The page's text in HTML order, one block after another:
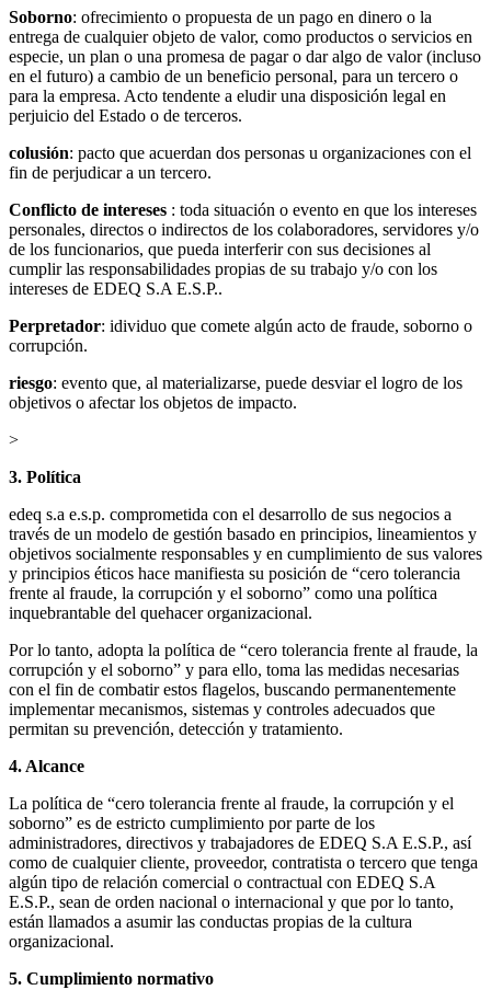
Soborno: ofrecimiento o propuesta de un pago en dinero o la
entrega de cualquier objeto de valor, como productos o servicios en
especie, un plan o una promesa de pagar o dar algo de valor (incluso
en el futuro) a cambio de un beneficio personal, para un tercero o
para la empresa. Acto tendente a eludir una disposición legal en
perjuicio del Estado o de terceros.
colusión: pacto que acuerdan dos personas u organizaciones con el
fin de perjudicar a un tercero.
Conflicto de intereses : toda situación o evento en que los intereses
personales, directos o indirectos de los colaboradores, servidores y/o
de los funcionarios, que pueda interferir con sus decisiones al
cumplir las responsabilidades propias de su trabajo y/o con los
intereses de EDEQ S.A E.S.P..
Perpretador: idividuo que comete algún acto de fraude, soborno o
corrupción.
riesgo: evento que, al materializarse, puede desviar el logro de los
objetivos o afectar los objetos de impacto.
>
3. Política
edeq s.a e.s.p. comprometida con el desarrollo de sus negocios a
través de un modelo de gestión basado en principios, lineamientos y
objetivos socialmente responsables y en cumplimiento de sus valores
y principios éticos hace manifiesta su posición de “cero tolerancia
frente al fraude, la corrupción y el soborno” como una política
inquebrantable del quehacer organizacional.
Por lo tanto, adopta la política de “cero tolerancia frente al fraude, la
corrupción y el soborno” y para ello, toma las medidas necesarias
con el fin de combatir estos flagelos, buscando permanentemente
implementar mecanismos, sistemas y controles adecuados que
permitan su prevención, detección y tratamiento.
4. Alcance
La política de “cero tolerancia frente al fraude, la corrupción y el
soborno” es de estricto cumplimiento por parte de los
administradores, directivos y trabajadores de EDEQ S.A E.S.P., así
como de cualquier cliente, proveedor, contratista o tercero que tenga
algún tipo de relación comercial o contractual con EDEQ S.A
E.S.P., sean de orden nacional o internacional y que por lo tanto,
están llamados a asumir las conductas propias de la cultura
organizacional.
5. Cumplimiento normativo